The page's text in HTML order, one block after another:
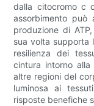
dalla citocromo c
assorbimento può
produzione di
sua volta supporta
resilienza dei
cintura intorno
altre regioni del
luminosa ai
risposte benefiche